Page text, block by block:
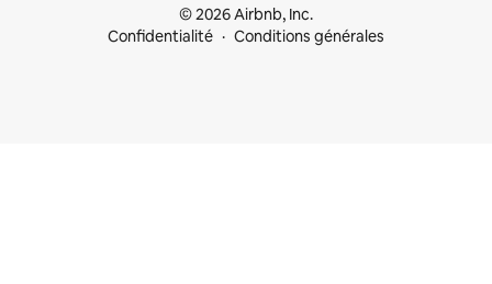
© 2026 Airbnb, Inc.
Confidentialité
Conditions générales